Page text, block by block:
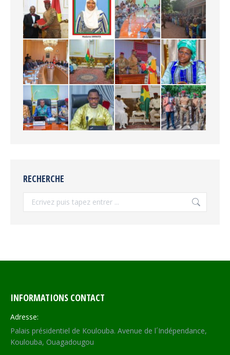
RECHERCHE
INFORMATIONS CONTACT
Adresse:
Palais présidentiel de Koulouba. Avenue de l´Indépendance,
Koulouba, Ouagadougou